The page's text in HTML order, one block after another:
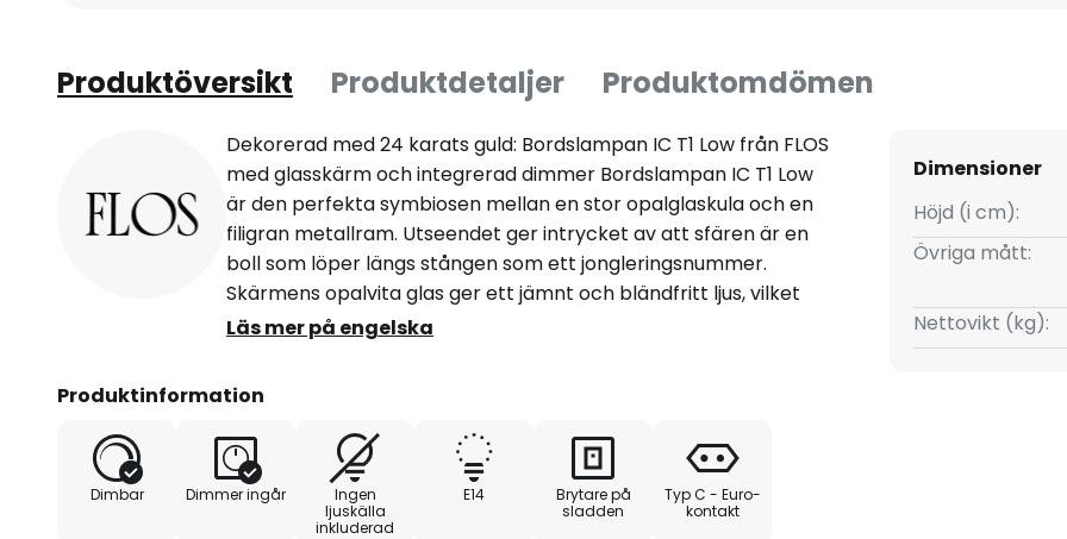
Produktöversikt Produktdetaljer Produktomdömen
Dekorerad med 24 karats guld: Bordslampan IC T1 Low från FLOS
med glasskärm och integrerad dimmer Bordslampan IC T1 Low
är den perfekta symbiosen mellan en stor opalglaskula och en
filigran metallram. Utseendet ger intrycket av att sfären är en
boll som löper längs stången som ett jongleringsnummer.
Skärmens opalvita glas ger ett jämnt och bländfritt ljus, vilket
gör bordslampan till ett populärt objekt för accentbelysning. I
guldfinish. Resultatet är en bordslampa som gör sig bra överallt i
fönsterbräda, och som ger en mysig extrabelysning. Den
italienska belysningstillverkaren FLOS har varit synonym med
högkvalitativ designbelysning i mer än 50 år. Michael
Anastassiades designade bordslampan IC T1 tillsammans med
Läs mer på engelska
Produktinformation
Dimbar Dimmer ingår
Ingen
ljuskälla
inkluderad
E14
Brytare på
sladden
Typ C - Euro-
kontakt
Dimensioner
Höjd (i cm):
Övriga mått:
Nettovikt (kg):